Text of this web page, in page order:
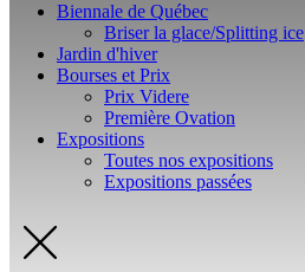
Biennale de Québec
Briser la glace/Splitting ice
Jardin d'hiver
Bourses et Prix
Prix Videre
Première Ovation
Expositions
Toutes nos expositions
Expositions passées